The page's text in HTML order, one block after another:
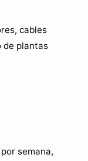
cables
de plantas
semana,